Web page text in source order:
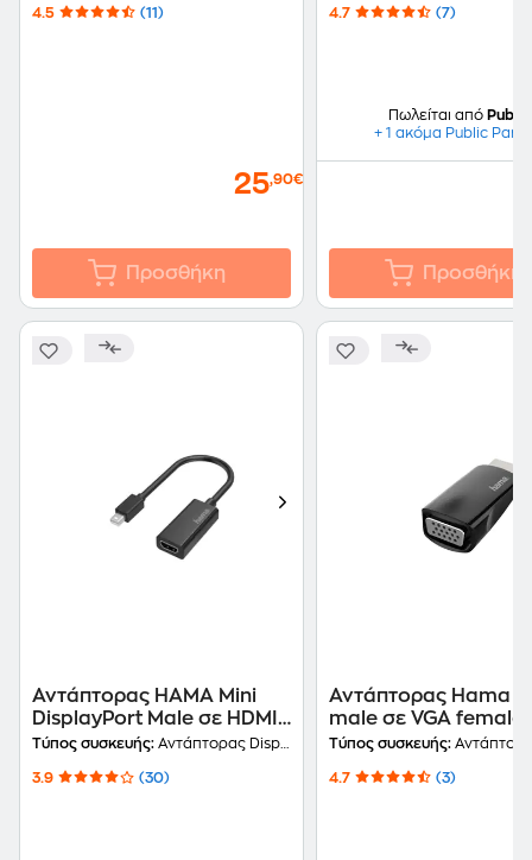
4.5 (11)
25,90€
Προσθήκη
4.7 (7)
Πωλείται από Public
+ 1 ακόμα Public
Προσθήκη
Αντάπτορας HAMA Mini
DisplayPort Male σε HDMI
Female
Τύπος συσκευής: Αντάπτορας DisplayPort
3.9 (30)
Αντάπτορας Hama
male σε VGA female
Μαύρο
Τύπος συσκευής:
4.7 (3)